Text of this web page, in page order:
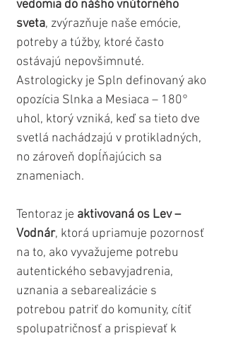
vedomia do nášho vnútorného
sveta, zvýrazňuje naše emócie,
potreby a túžby, ktoré často
ostávajú nepovšimnuté.
Astrologicky je Spln definovaný ako
opozícia Slnka a Mesiaca – 180°
uhol, ktorý vzniká, keď sa tieto dve
svetlá nachádzajú v protikladných,
no zároveň dopĺňajúcich sa
znameniach.
Tentoraz je aktivovaná os Lev –
Vodnár, ktorá upriamuje pozornosť
na to, ako vyvažujeme potrebu
autentického sebavyjadrenia,
uznania a sebarealizácie s
potrebou patriť do komunity, cítiť
spolupatričnosť a prispievať k